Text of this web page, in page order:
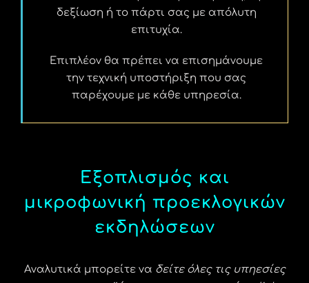
δεξίωση ή το πάρτι σας με απόλυτη
επιτυχία.
Επιπλέον θα πρέπει να επισημάνουμε
την τεχνική υποστήριξη που σας
παρέχουμε με κάθε υπηρεσία.
Εξοπλισμός και
μικροφωνική προεκλογικών
εκδηλώσεων
Αναλυτικά μπορείτε να δείτε όλες τις υπηεσίες